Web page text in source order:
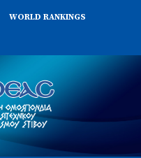
WORLD RANKINGS